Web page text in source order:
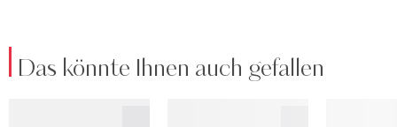
Das könnte Ihnen auch gefallen